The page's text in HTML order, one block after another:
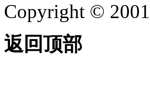
Copyright ©
返回顶部